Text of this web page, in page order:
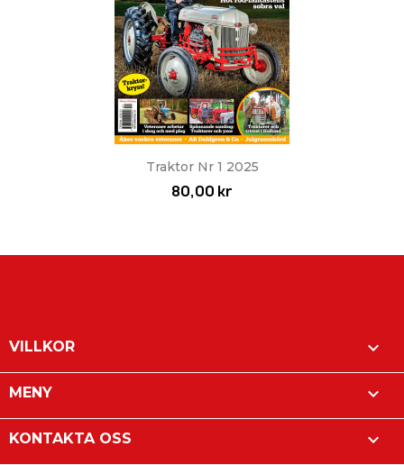
Traktor Nr 1 2025
80,00 kr
VILLKOR 
MENY 
KONTAKTA OSS 